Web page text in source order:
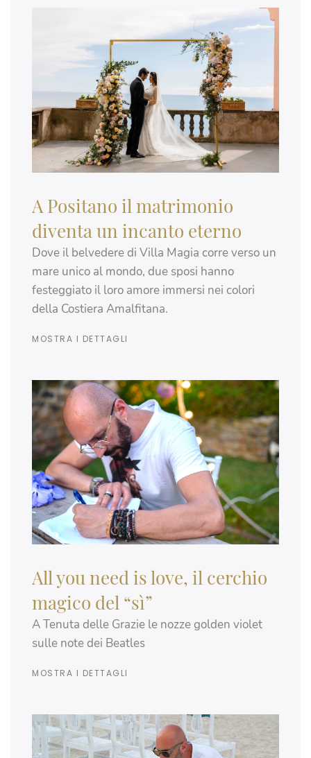
A Positano il matrimonio
diventa un incanto eterno
Dove il belvedere di Villa Magia corre verso un
mare unico al mondo, due sposi hanno
festeggiato il loro amore immersi nei colori
della Costiera Amalfitana.
MOSTRA I DETTAGLI
All you need is love, il cerchio
magico del “sì”
A Tenuta delle Grazie le nozze golden violet
sulle note dei Beatles
MOSTRA I DETTAGLI